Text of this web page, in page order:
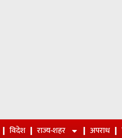
विदेश राज्य-शहर अपराध